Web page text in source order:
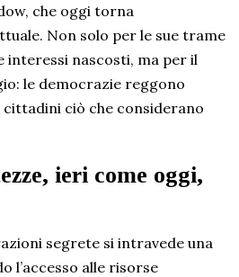
che oggi torna
Non solo per le sue trame
interessi nascosti, ma per il
le democrazie reggono
ciò che considerano
ieri come oggi,
segrete si intravede una
l’accesso alle risorse